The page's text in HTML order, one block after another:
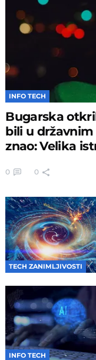
INFO TECH
Bugarska
bili u
znao: Velika
0 0
TECH ZANIMLJIVOSTI
INFO TECH